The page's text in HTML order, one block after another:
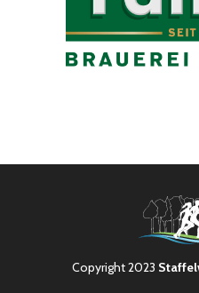
Copyright 2023